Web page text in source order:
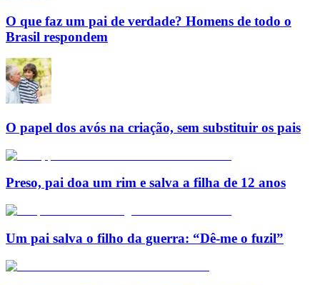
O que faz um pai de verdade? Homens de todo o
Brasil respondem
O papel dos avós na criação, sem substituir os pais
Preso, pai doa um rim e salva a filha de 12 anos
Um pai salva o filho da guerra: “Dê-me o fuzil”